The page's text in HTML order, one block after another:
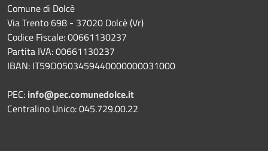
Comune di Dolcè
Via Trento 698 - 37020 Dolcè (Vr)
Codice Fiscale: 00661130237
Partita IVA: 00661130237
IBAN: IT59O0503459440000000031000
PEC: info@pec.comunedolce.it
Centralino Unico: 045.729.00.22